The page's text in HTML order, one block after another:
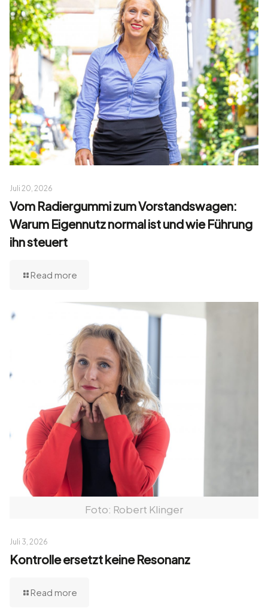
Juli 20, 2026
Vom Radiergummi zum Vorstandswagen:
Warum Eigennutz normal ist und wie Führung
ihn steuert
Read more
Foto: Robert Klinger
Juli 3, 2026
Kontrolle ersetzt keine Resonanz
Read more